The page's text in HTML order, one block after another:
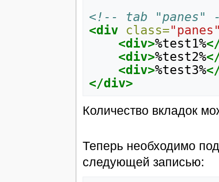
<!-- tab "panes"
<div
class=
<div>%test1%
<div>%test2%
<div>%test3%
</div>
Количество вкладок
Теперь необходимо
следующей записью: